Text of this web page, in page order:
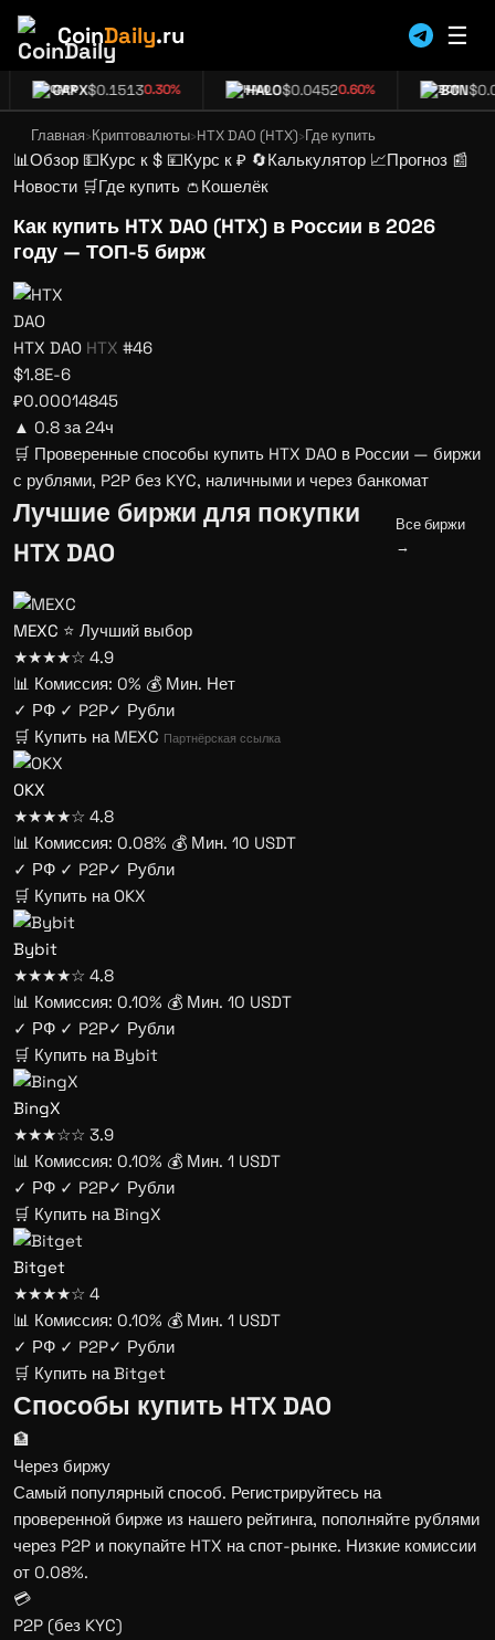
CoinDaily.ru ☰
CAPX$0.15130.30% HALO$0.04520.60% BCN
Главная›Криптовалюты›HTX DAO (HTX)›Где купить
📊Обзор 💵Курс к $ 💴Курс к ₽ 🔄Калькулятор 📈Прогноз 📰
Новости 🛒Где купить 👛Кошелёк
Как купить HTX DAO (HTX) в России в 2026
году — ТОП-5 бирж
HTX DAO HTX #46
$1.8E-6
₽0.00014845
▲ 0.8 за 24ч
🛒 Проверенные способы купить HTX DAO в России — биржи
с рублями, P2P без KYC, наличными и через банкомат
Лучшие биржи для покупки
HTX DAO
Все биржи
→
MEXC ⭐ Лучший выбор
★★★★☆ 4.9
📊 Комиссия: 0% 💰 Мин. Нет
✓ РФ ✓ P2P✓ Рубли
🛒 Купить на MEXC Партнёрская ссылка
OKX
★★★★☆ 4.8
📊 Комиссия: 0.08% 💰 Мин. 10 USDT
✓ РФ ✓ P2P✓ Рубли
🛒 Купить на OKX
Bybit
★★★★☆ 4.8
📊 Комиссия: 0.10% 💰 Мин. 10 USDT
✓ РФ ✓ P2P✓ Рубли
🛒 Купить на Bybit
BingX
★★★☆☆ 3.9
📊 Комиссия: 0.10% 💰 Мин. 1 USDT
✓ РФ ✓ P2P✓ Рубли
🛒 Купить на BingX
Bitget
★★★★☆ 4
📊 Комиссия: 0.10% 💰 Мин. 1 USDT
✓ РФ ✓ P2P✓ Рубли
🛒 Купить на Bitget
Способы купить HTX DAO
🏦
Через биржу
Самый популярный способ. Регистрируйтесь на
проверенной бирже из нашего рейтинга, пополняйте рублями
через P2P и покупайте HTX на спот-рынке. Низкие комиссии
от 0.08%.
💳
P2P (без KYC)